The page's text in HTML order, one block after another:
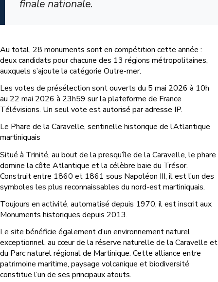
finale nationale.
Au total, 28 monuments sont en compétition cette année :
deux candidats pour chacune des 13 régions métropolitaines,
auxquels s’ajoute la catégorie Outre-mer.
Les votes de présélection sont ouverts du 5 mai 2026 à 10h
au 22 mai 2026 à 23h59 sur la plateforme de France
Télévisions. Un seul vote est autorisé par adresse IP.
Le Phare de la Caravelle, sentinelle historique de l’Atlantique
martiniquais
Situé à Trinité, au bout de la presqu’île de la Caravelle, le phare
domine la côte Atlantique et la célèbre baie du Trésor.
Construit entre 1860 et 1861 sous Napoléon III, il est l’un des
symboles les plus reconnaissables du nord-est martiniquais.
Toujours en activité, automatisé depuis 1970, il est inscrit aux
Monuments historiques depuis 2013.
Le site bénéficie également d’un environnement naturel
exceptionnel, au cœur de la réserve naturelle de la Caravelle et
du Parc naturel régional de Martinique. Cette alliance entre
patrimoine maritime, paysage volcanique et biodiversité
constitue l’un de ses principaux atouts.